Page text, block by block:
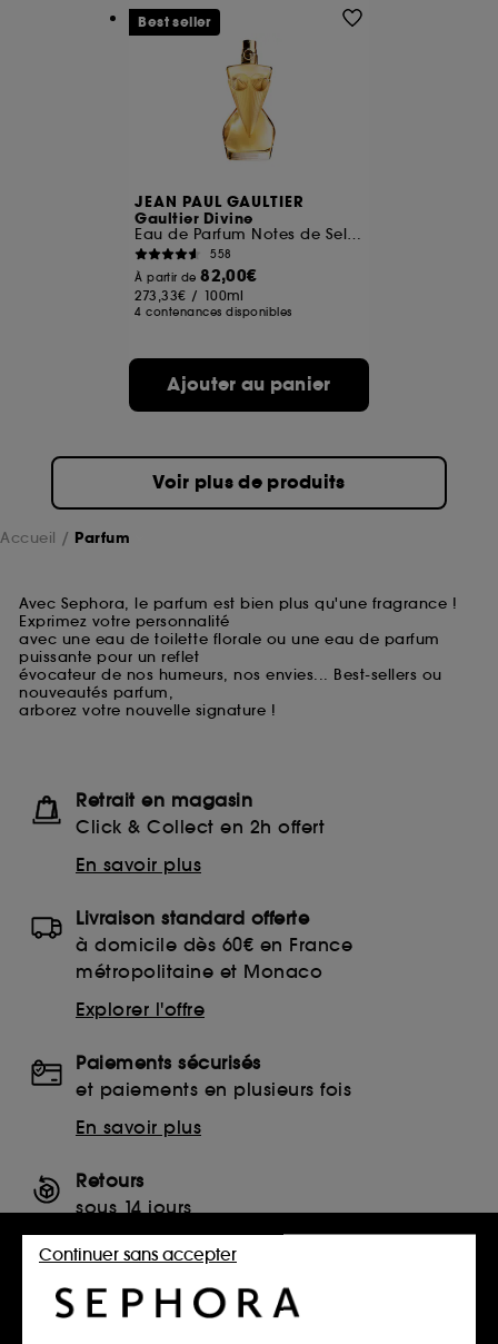
JEAN PAUL GAULTIER
Gaultier Divine
Eau de Parfum Notes de Sel, fleur de lys, meringue
558
À partir de82,00€
273,33€ / 100ml
4 contenances disponibles
Ajouter au panier
Best seller
Voir plus de produits
Accueil Parfum
Avec Sephora, le parfum est bien plus qu'une fragrance !
Exprimez votre personnalité
avec une eau de toilette florale ou une eau de parfum
puissante pour un reflet
évocateur de nos humeurs, nos envies... Best-sellers ou
nouveautés parfum,
arborez votre nouvelle signature !
Retrait en magasin
Click & Collect en 2h offert
En savoir plus
Livraison standard offerte
à domicile dès 60€ en France
métropolitaine et Monaco
Explorer l'offre
Paiements sécurisés
et paiements en plusieurs fois
En savoir plus
Retours
sous 14 jours
Retourner mon article
SERVICES, CONTACT ET CONDITIONS DES OFFRES
Continuer sans accepter